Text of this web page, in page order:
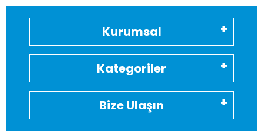
Kurumsal
Kategoriler
Bize Ulaşın